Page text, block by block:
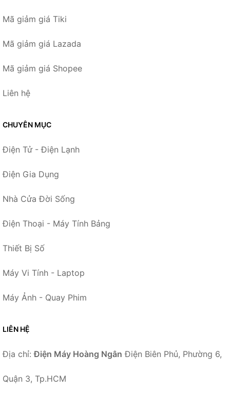
Mã giảm giá Tiki
Mã giảm giá Lazada
Mã giảm giá Shopee
Liên hệ
CHUYÊN MỤC
Điện Tử - Điện Lạnh
Điện Gia Dụng
Nhà Cửa Đời Sống
Điện Thoại - Máy Tính Bảng
Thiết Bị Số
Máy Vi Tính - Laptop
Máy Ảnh - Quay Phim
LIÊN HỆ
Địa chỉ:Điện Máy Hoàng Ngân Điện Biên Phủ, Phường 6,
Quận 3, Tp.HCM